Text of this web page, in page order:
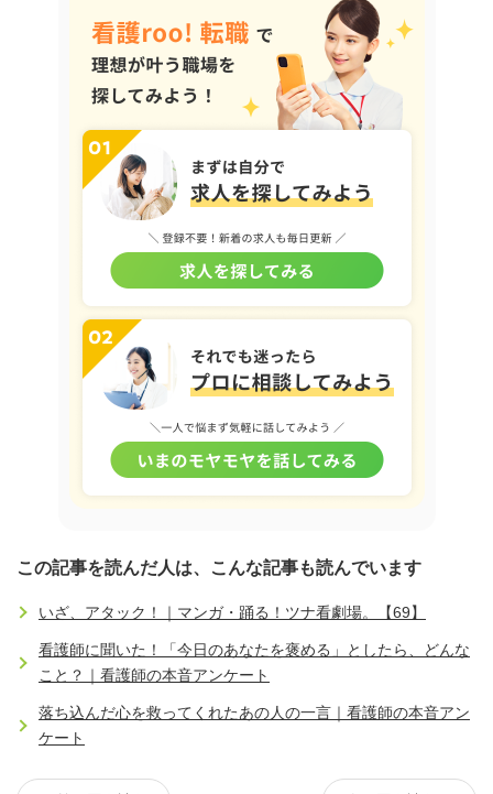
この記事を読んだ人は、こんな記事も読んでいます
いざ、アタック！｜マンガ・踊る！ツナ看劇場。【69】
看護師に聞いた！「今日のあなたを褒める」としたら、どんな
こと？｜看護師の本音アンケート
落ち込んだ心を救ってくれたあの人の一言｜看護師の本音アン
ケート